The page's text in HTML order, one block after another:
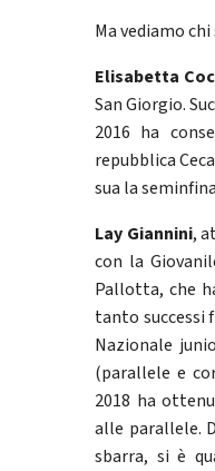
Ma vediamo
Elisabetta
San Giorgio.
2016 ha
repubblica
sua la
Lay Giannini,
con la
Pallotta, che
tanto successi
Nazionale
(parallele e
2018 ha
alle parallele.
sbarra, si è